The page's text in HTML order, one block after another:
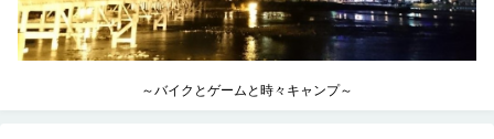
～バイクとゲームと時々キャンプ～